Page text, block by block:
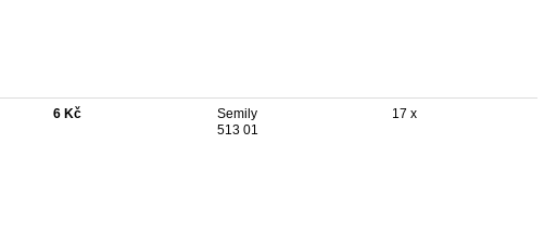
6 Kč
Semily
513 01
17 x